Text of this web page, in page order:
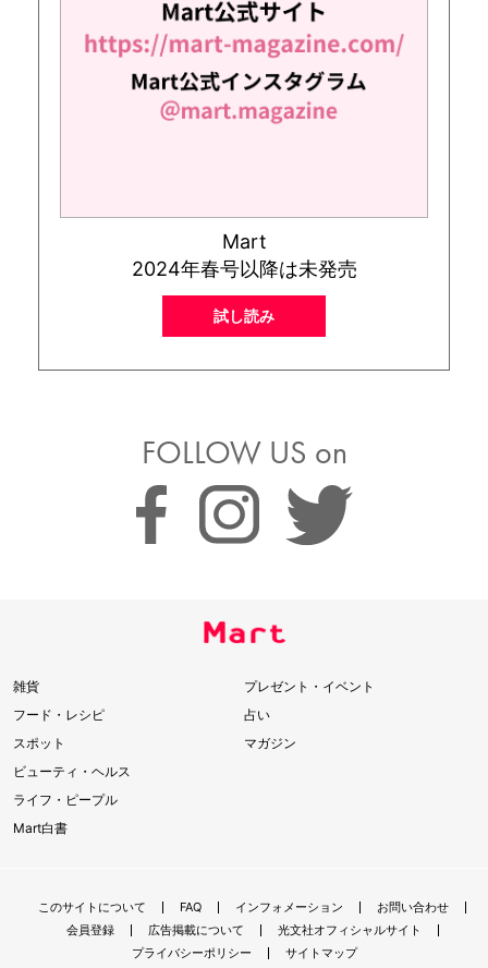
Mart
2024年春号以降は未発売
試し読み
FOLLOW US on
雑貨
フード・レシピ
スポット
ビューティ・ヘルス
ライフ・ピープル
Mart白書
プレゼント・イベント
占い
マガジン
このサイトについて FAQ インフォメーション
お問い合わせ
会員登録
広告掲載について
光文社オフィシャルサイト
プライバシーポリシー
サイトマップ